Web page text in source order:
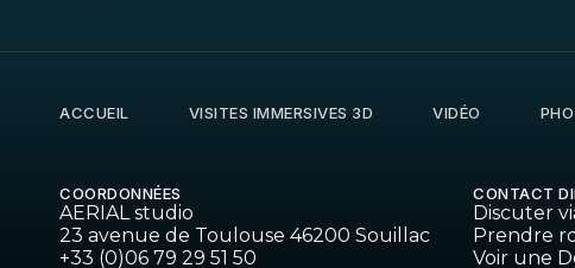
ACCUEIL VISITES IMMERSIVES 3D VIDÉO
COORDONNÉES
AERIAL studio
23 avenue de Toulouse 46200 Souillac
+33 (0)06 79 29 51 50
CONTACT
Discuter
Prendre
Voir une